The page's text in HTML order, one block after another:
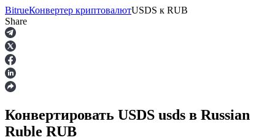
Фьючерсы
BitrueКонвертер криптовалютUSDS к RUB
Share
Конвертировать USDS usds в Russian
Ruble RUB